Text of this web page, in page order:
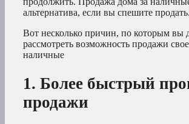
альтернатива, если вы спешите продать.
Вот несколько причин, по которым вы
рассмотреть возможность продажи
наличные
1. Более быстрый
продажи